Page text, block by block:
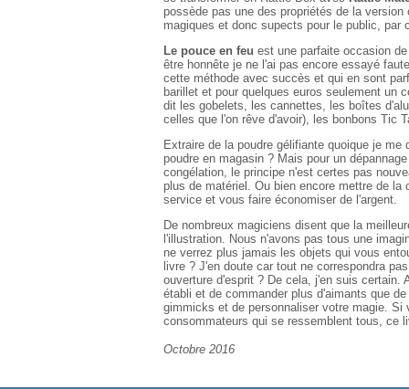
possède pas une des propriétés de la
magiques et donc supects pour le public,
Le pouce en feu est une parfaite occasion
être honnête je ne l'ai pas encore essayé
cette méthode avec succès et qui en sont
barillet et pour quelques euros seulement un
dit les gobelets, les cannettes, les boîtes
celles que l'on rêve d'avoir), les bonbons Tic
Extraire de la poudre gélifiante quoique je
poudre en magasin ? Mais pour un
congélation, le principe n'est certes pas
plus de matériel. Ou bien encore mettre de
service et vous faire économiser de l'argent.
De nombreux magiciens disent que la
l'illustration. Nous n'avons pas tous une
ne verrez plus jamais les objets qui vous
livre ? J'en doute car tout ne correspondra
ouverture d'esprit ? De cela, j'en suis
établi et de commander plus d'aimants que
gimmicks et de personnaliser votre magie.
consommateurs qui se ressemblent tous, ce
Octobre 2016